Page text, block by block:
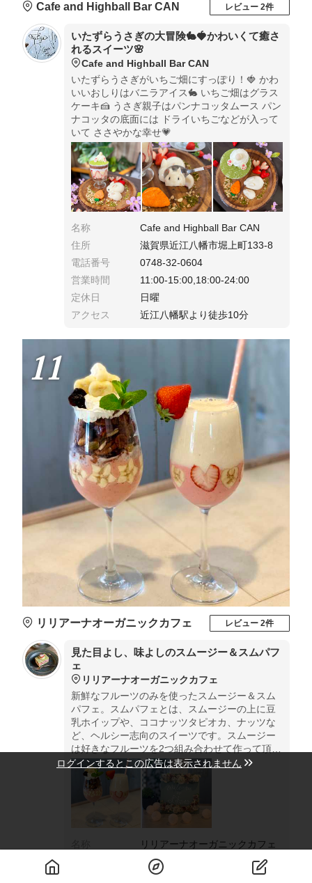
Cafe and Highball Bar CAN レビュー 2件
いたずらうさぎの大冒険🐇🍓かわいくて癒さ
れるスイーツ🌸
Cafe and Highball Bar CAN
いたずらうさぎがいちご畑にすっぽり！🍓 かわ
いいおしりはバニラアイス🐇 いちご畑はグラス
ケーキ🍰 うさぎ親子はパンナコッタムース パン
ナコッタの底面には ドライいちごなどが入って
いて ささやかな幸せ💗
名称
Cafe and Highball Bar CAN
住所
滋賀県近江八幡市堀上町133-8
電話番号
0748-32-0604
営業時間
11:00-15:00,18:00-24:00
定休日
日曜
アクセス
近江八幡駅より徒歩10分
11
リリアーナオーガニックカフェ レビュー 2件
見た目よし、味よしのスムージー＆スムパフ
ェ
リリアーナオーガニックカフェ
新鮮なフルーツのみを使ったスムージー＆スム
パフェ。スムパフェとは、スムージーの上に豆
乳ホイップや、ココナッツタピオカ、ナッツな
ど、ヘルシー志向のスイーツです。スムージー
は好きなフルーツを2つ組み合わせて作って頂け
ます♪
リリアーナオーガニックカフェ
滋賀県大津市栄町13-14
ログインするとこの広告は表示されません